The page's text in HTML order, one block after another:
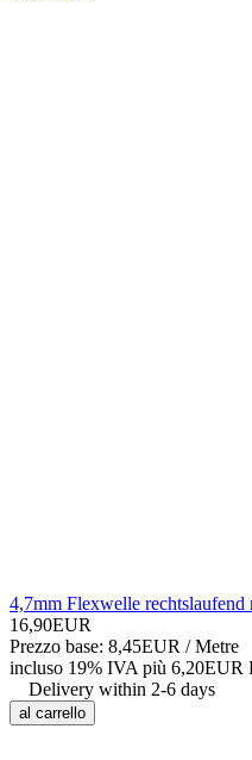
4,7mm Flexwelle rechtslaufend
16,90EUR
Prezzo base: 8,45EUR /Metre
incluso 19% IVA più 6,20EUR
Delivery within 2-6 days
al carrello